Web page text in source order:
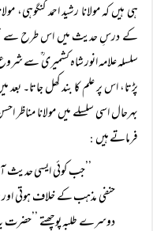
ہی ہیں کہ مولانا رشید احمد گنگوہی،
کے درسِ حدیث میں اس طرح سے
سلسلہ علامہ انور شاہ کشمیری ؒ سے
پڑتا، اس پر علم کا بند کھل جاتا۔
بہرحال اسی سلسلے میں مولانا مناظر
فرماتے ہیں :
’’جب کوئی ایسی حدیث
حنفی مذہب کے خلاف ہوتی اور
دوسرے طلبہ پوچھتے ’’حضرت یہ